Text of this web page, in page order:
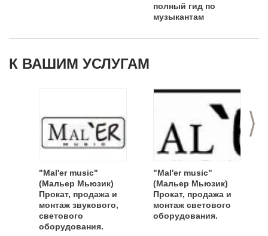
полный гид по
музыкантам
К ВАШИМ УСЛУГАМ
>
"Mal'er music"
(Мальер Мьюзик)
Прокат, продажа и
монтаж звукового,
светового
оборудования.
"Mal'er music"
(Мальер Мьюзик)
Прокат, продажа и
монтаж светового
оборудования.